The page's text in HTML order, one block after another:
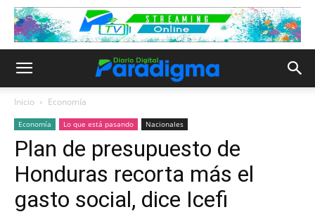
Inicio Economía
Economía Lo que está pasando Nacionales
Plan de presupuesto de
Honduras recorta más el
gasto social, dice Icefi